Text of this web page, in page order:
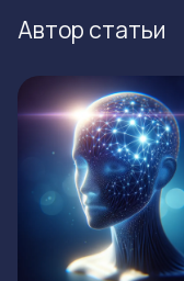
Автор статьи